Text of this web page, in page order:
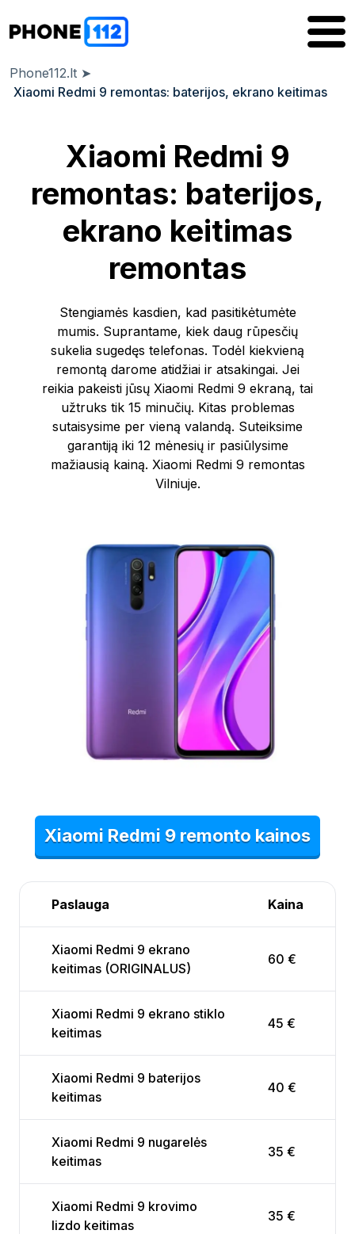
Phone112.lt ➤
Xiaomi Redmi 9 remontas: baterijos, ekrano keitimas
Xiaomi Redmi 9
remontas: baterijos,
ekrano keitimas
remontas
Stengiamės kasdien, kad pasitikėtumėte
mumis. Suprantame, kiek daug rūpesčių
sukelia sugedęs telefonas. Todėl kiekvieną
remontą darome atidžiai ir atsakingai. Jei
reikia pakeisti jūsų Xiaomi Redmi 9 ekraną, tai
užtruks tik 15 minučių. Kitas problemas
sutaisysime per vieną valandą. Suteiksime
garantiją iki 12 mėnesių ir pasiūlysime
mažiausią kainą. Xiaomi Redmi 9 remontas
Vilniuje.
Xiaomi Redmi 9 remonto kainos
Paslauga Kaina
Xiaomi Redmi 9 ekrano
keitimas (ORIGINALUS)
60 €
Xiaomi Redmi 9 ekrano stiklo
keitimas
45 €
Xiaomi Redmi 9 baterijos
keitimas
40 €
Xiaomi Redmi 9 nugarelės
keitimas
35 €
Xiaomi Redmi 9 krovimo
lizdo keitimas
35 €